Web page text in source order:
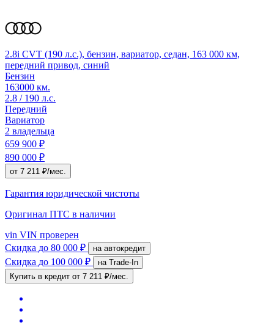
2.8i CVT (190 л.с.), бензин, вариатор, седан, 163 000 км,
передний привод, синий
Бензин
163000 км.
2.8 / 190 л.с.
Передний
Вариатор
2 владельца
659 900 ₽
890 000 ₽
от 7 211 ₽/мес.
Гарантия юридической чистоты
Оригинал ПТС в наличии
vin VIN проверен
Скидка до 80 000 ₽ на автокредит
Скидка до 100 000 ₽
на Trade-In
Купить в кредит от 7 211 ₽/мес.